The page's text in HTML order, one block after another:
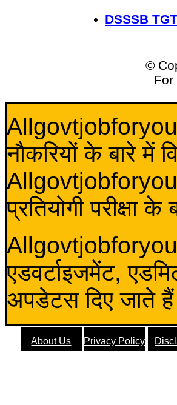
DSSSB
©
नौकरियों के बारे में
प्रतियोगी परीक्षा
एडवर्टाइजमेंट,
अपडेटस दिए जाते
About Us Privacy Policy